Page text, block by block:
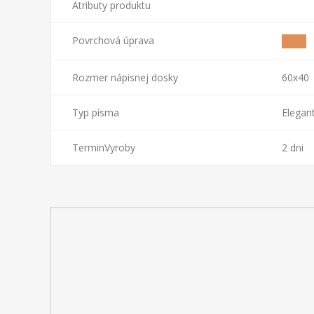
Atributy produktu
Povrchová úprava
Rozmer nápisnej dosky 60x40
Typ písma
TerminVyroby 2 dni